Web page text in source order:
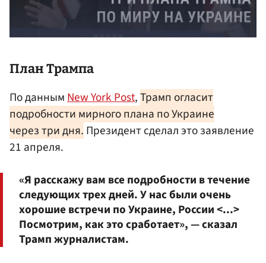
План Трампа
По даннымNew York Post,Трамп огласит
подробности мирного плана по Украине
через три дня. Президент сделал это заявление
21 апреля.
«Я расскажу вам все подробности в течение
следующих трех дней. У нас были очень
хорошие встречи по Украине, России <...>
Посмотрим, как это сработает», — сказал
Трамп журналистам.